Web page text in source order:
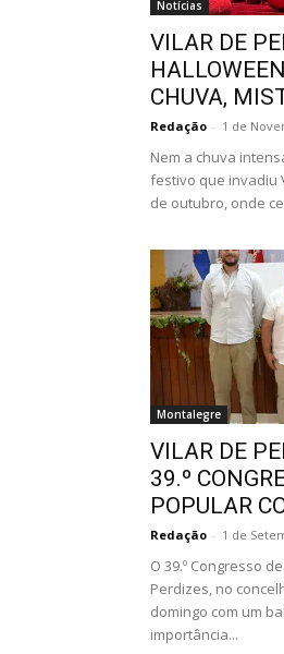
Notícias
VILAR DE
CHUVA,
Redação - 1 de
Nem a chuva
festivo que invadiu
de outubro, onde
Montalegre
VILAR DE
39.º
POPULAR
Redação - 1 de
O 39.º Congresso
Perdizes, no
domingo com um
importância...